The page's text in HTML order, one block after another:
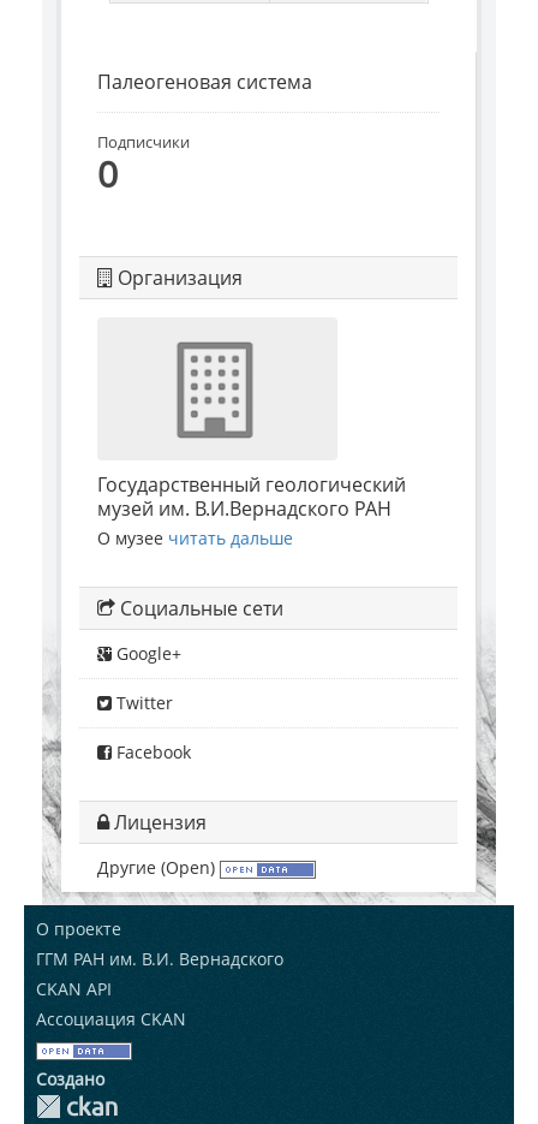
Палеогеновая система
Подписчики
0
Организация
Государственный геологический
музей им. В.И.Вернадского РАН
О музее читать дальше
Социальные сети
Google+
Twitter
Facebook
Лицензия
Другие (Open)
О проекте
ГГМ РАН им. В.И. Вернадского
CKAN API
Ассоциация CKAN
Создано